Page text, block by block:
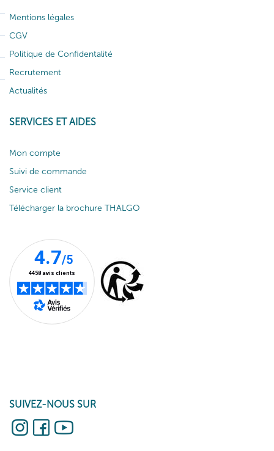
Mentions légales
CGV
Politique de Confidentalité
Recrutement
Actualités
SERVICES ET AIDES
Mon compte
Suivi de commande
Service client
Télécharger la brochure THALGO
SUIVEZ-NOUS SUR